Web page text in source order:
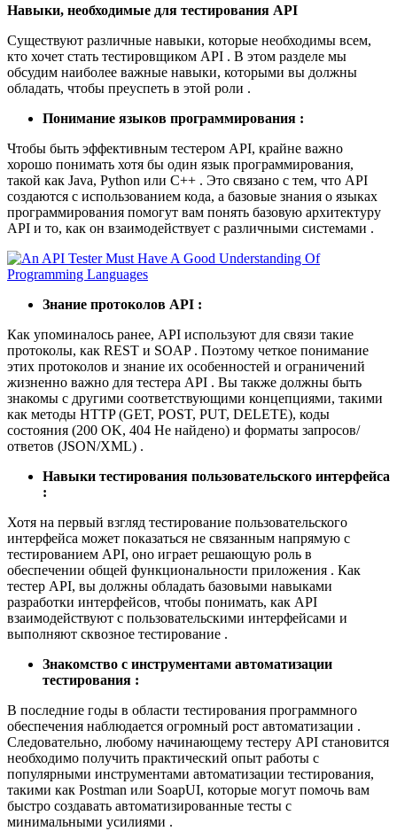
Навыки, необходимые для тестирования API
Существуют различные навыки, которые необходимы всем,
кто хочет стать тестировщиком API . В этом разделе мы
обсудим наиболее важные навыки, которыми вы должны
обладать, чтобы преуспеть в этой роли .
Понимание языков программирования :
Чтобы быть эффективным тестером API, крайне важно
хорошо понимать хотя бы один язык программирования,
такой как Java, Python или C++ . Это связано с тем, что API
создаются с использованием кода, а базовые знания о языках
программирования помогут вам понять базовую архитектуру
API и то, как он взаимодействует с различными системами .
Знание протоколов API :
Как упоминалось ранее, API используют для связи такие
протоколы, как REST и SOAP . Поэтому четкое понимание
этих протоколов и знание их особенностей и ограничений
жизненно важно для тестера API . Вы также должны быть
знакомы с другими соответствующими концепциями, такими
как методы HTTP (GET, POST, PUT, DELETE), коды
состояния (200 OK, 404 Не найдено) и форматы запросов/
ответов (JSON/XML) .
Навыки тестирования пользовательского интерфейса
:
Хотя на первый взгляд тестирование пользовательского
интерфейса может показаться не связанным напрямую с
тестированием API, оно играет решающую роль в
обеспечении общей функциональности приложения . Как
тестер API, вы должны обладать базовыми навыками
разработки интерфейсов, чтобы понимать, как API
взаимодействуют с пользовательскими интерфейсами и
выполняют сквозное тестирование .
Знакомство с инструментами автоматизации
тестирования :
В последние годы в области тестирования программного
обеспечения наблюдается огромный рост автоматизации .
Следовательно, любому начинающему тестеру API становится
необходимо получить практический опыт работы с
популярными инструментами автоматизации тестирования,
такими как Postman или SoapUI, которые могут помочь вам
быстро создавать автоматизированные тесты с
минимальными усилиями .